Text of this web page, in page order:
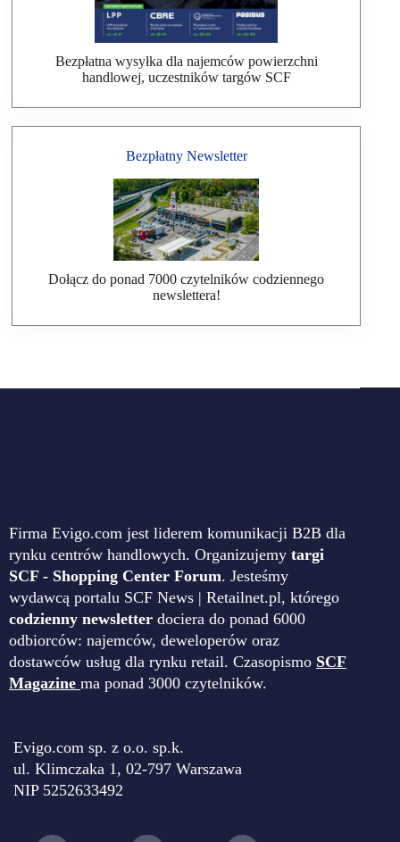
Bezpłatna wysyłka dla najemców powierzchni
handlowej, uczestników targów SCF
Bezpłatny Newsletter
Dołącz do ponad 7000 czytelników codziennego
newslettera!
Firma Evigo.com jest liderem komunikacji B2B dla
rynku centrów handlowych. Organizujemy targi
SCF - Shopping Center Forum. Jesteśmy
wydawcą portalu SCF News | Retailnet.pl, którego
codzienny newsletter dociera do ponad 6000
odbiorców: najemców, deweloperów oraz
dostawców usług dla rynku retail. Czasopismo SCF
Magazine ma ponad 3000 czytelników.
Evigo.com sp. z o.o. sp.k.
ul. Klimczaka 1, 02-797 Warszawa
NIP 5252633492